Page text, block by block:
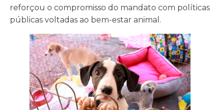
reforçou o compromisso do mandato com políticas
públicas voltadas ao bem-estar animal.